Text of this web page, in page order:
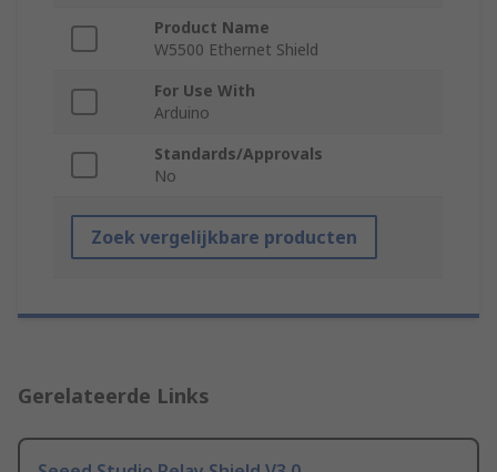
Product Name
W5500 Ethernet Shield
For Use With
Arduino
Standards/Approvals
No
Zoek vergelijkbare producten
Gerelateerde Links